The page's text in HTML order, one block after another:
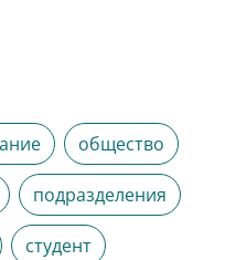
общество
подразделения
студент